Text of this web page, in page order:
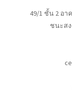
49/1 ชั้น 2 อ
ชนะสง